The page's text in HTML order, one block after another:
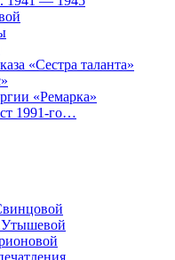
«Сестра таланта»
«Ремарка»
1991-го…
Утышевой